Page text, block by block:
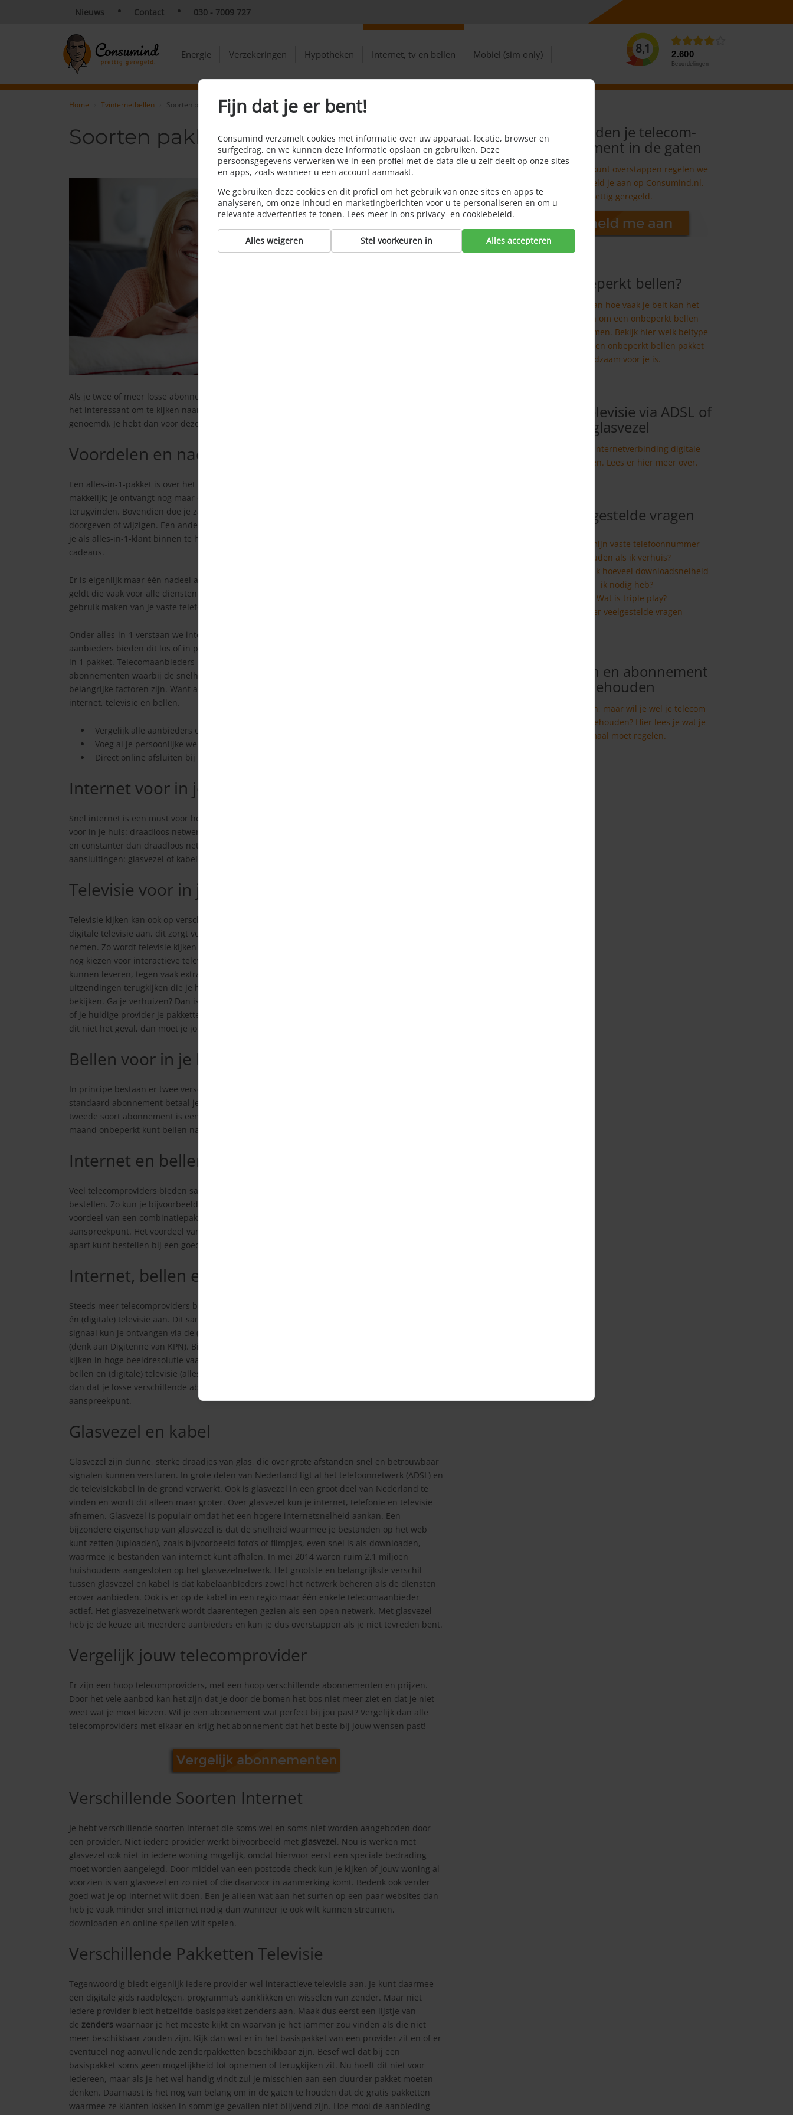
Nieuws Contact 030 - 7009 727
Energie Verzekeringen Hypotheken Internet, tv en bellen Mobiel (sim only) 8,1 2.600
Beoordelingen
Home Tvinternetbellen Soorten pakketten
Soorten pakketten
Als je twee of meer losse abonnementen hebt voor vaste telefonie, internet en televisie, dan is
het interessant om te kijken naar een zogenaamd ‘alles-in-1-pakket’ (ook wel 3-in-1-pakket
genoemd). Je hebt dan voor deze drie producten nog maar één abonnement, bij één provider.
Voordelen en nadelen alles-in-1
Een alles-in-1-pakket is over het algemeen goedkoper dan losse abonnementen. Het is ook
makkelijk; je ontvangt nog maar één factuur, waarop je de kosten voor alle diensten kunt
terugvinden. Bovendien doe je zaken met één bedrijf en dat is praktisch als je iets wilt
doorgeven of wijzigen. Een ander voordeel is dat de meeste providers extra hun best doen om
je als alles-in-1-klant binnen te halen. Daarom bieden ze vaak vele extra’s, zoals kortingen en
cadeaus.
Er is eigenlijk maar één nadeel aan een alles-in-1-pakket: op het moment dat er een storing is,
geldt die vaak voor alle diensten tegelijk. Als het tegenzit, kun je gedurende de storing geen
gebruik maken van je vaste telefoon en heb je geen internet en televisie.
Onder alles-in-1 verstaan we internet, televisie en bellen voor in je woning. Verschillende
aanbieders bieden dit los of in pakketten aan. Bijvoorbeeld internet plus televisie, of een alles
in 1 pakket. Telecomaanbieders proberen zich van elkaar te onderscheiden met verschillende
abonnementen waarbij de snelheid van de verbinding, de prijs en eventuele extra’s
belangrijke factoren zijn. Want als consument wil je natuurlijk zo veel mogelijk genieten van je
internet, televisie en bellen.
Vergelijk alle aanbieders op prijs
Voeg al je persoonlijke wensen toe bij het vergelijken
Direct online afsluiten bij de aanbieder!
Internet voor in je huis
Snel internet is een must voor heel veel mensen. Er zijn twee soorten internetverbindingen
voor in je huis: draadloos netwerk (WiFi) of kabel. Kabelnetwerk is over het algemeen sneller
en constanter dan draadloos netwerk. Je kunt ook kiezen voor twee verschillende
aansluitingen: glasvezel of kabel. Hier komen we later in deze tekst op terug.
Televisie voor in je huis
Televisie kijken kan ook op verschillende manieren. De meeste telecomaanbieders bieden
digitale televisie aan, dit zorgt voor een betere beeldkwaliteit en je kunt extra zenders erbij
nemen. Zo wordt televisie kijken een stuk aangenamer voor veel mensen. Hiernaast kun je ook
nog kiezen voor interactieve televisie. Interactieve televisie is een dienst die telecomproviders
kunnen leveren, tegen vaak extra abonnementskosten. Met interactieve televisie kun je
uitzendingen terugkijken die je hebt gemist, hiernaast kun je ook online films huren en
bekijken. Ga je verhuizen? Dan is het belangrijk dat je ruim voor de verhuisdatum controleert
of je huidige provider je pakketten die je op dat moment gebruikt levert op je nieuwe adres. Is
dit niet het geval, dan moet je jouw huidige abonnement opzeggen of eventueel overstappen.
Bellen voor in je huis
In principe bestaan er twee verschillende soorten telefonieabonnementen. Met een
standaard abonnement betaal je een bepaald bedrag per telefoontje dat je pleegt. Het
tweede soort abonnement is een onbeperkte variant waarmee je voor een vast bedrag per
maand onbeperkt kunt bellen naar vaste en (in de meeste gevallen) mobiele nummers.
Internet en bellen
Veel telecomproviders bieden samengestelde pakketten aan, zodat je niks meer los hoeft te
bestellen. Zo kun je bijvoorbeeld internet en telefonie als één samengesteld bestellen. Het
voordeel van een combinatiepakket is dat je maar één nota hebt en dus maar één
aanspreekpunt. Het voordeel van dit samengestelde pakket is dat je internet bijvoorbeeld
apart kunt bestellen bij een goedkopere telecomprovider.
Internet, bellen en digitale televisie
Steeds meer telecomproviders bieden een compleet samengesteld pakket met internet, bellen
én (digitale) televisie aan. Dit samengestelde pakket wordt ook wel alles in 1 genoemd. Het tv-
signaal kun je ontvangen via de (coax)kabel, maar dit kan ook geplukt worden vanuit de lucht
(denk aan Digitenne van KPN). Bij Digitenne heb je minder televisiezenders en is televisie
kijken in hoge beeldresolutie vaak niet mogelijk. Vandaar dat dit vaak goedkoper is. Internet,
bellen en (digitale) televisie (alles in 1 pakket) van een telecomaanbieder is vaak voordeliger
dan dat je losse verschillende abonnementen afsluit. Ook hier heb je maar één nota, dus één
aanspreekpunt.
Glasvezel en kabel
Glasvezel zijn dunne, sterke draadjes van glas, die over grote afstanden snel en betrouwbaar
signalen kunnen versturen. In grote delen van Nederland ligt al het telefoonnetwerk (ADSL) en
de televisiekabel in de grond verwerkt. Ook is glasvezel in een groot deel van Nederland te
vinden en wordt dit alleen maar groter. Over glasvezel kun je internet, telefonie en televisie
afnemen. Glasvezel is populair omdat het een hogere internetsnelheid aankan. Een
bijzondere eigenschap van glasvezel is dat de snelheid waarmee je bestanden op het web
kunt zetten (uploaden), zoals bijvoorbeeld foto’s of filmpjes, even snel is als downloaden,
waarmee je bestanden van internet kunt afhalen. In mei 2014 waren ruim 2,1 miljoen
huishoudens aangesloten op het glasvezelnetwerk. Het grootste en belangrijkste verschil
tussen glasvezel en kabel is dat kabelaanbieders zowel het netwerk beheren als de diensten
erover aanbieden. Ook is er op de kabel in een regio maar één enkele telecomaanbieder
actief. Het glasvezelnetwerk wordt daarentegen gezien als een open netwerk. Met glasvezel
heb je de keuze uit meerdere aanbieders en kun je dus overstappen als je niet tevreden bent.
Vergelijk jouw telecomprovider
Er zijn een hoop telecomproviders, met een hoop verschillende abonnementen en prijzen.
Door het vele aanbod kan het zijn dat je door de bomen het bos niet meer ziet en dat je niet
weet wat je moet kiezen. Wil je een abonnement wat perfect bij jou past? Vergelijk dan alle
telecomproviders met elkaar en krijg het abonnement dat het beste bij jouw wensen past!
Verschillende Soorten Internet
Je hebt verschillende soorten internet die soms wel en soms niet worden aangeboden door
een provider. Niet iedere provider werkt bijvoorbeeld met glasvezel. Nou is werken met
glasvezel ook niet in iedere woning mogelijk, omdat hiervoor eerst een speciale bedrading
moet worden aangelegd. Door middel van een postcode check kun je kijken of jouw woning al
voorzien is van glasvezel en zo niet of die daarvoor in aanmerking komt. Bedenk ook verder
goed wat je op internet wilt doen. Ben je alleen wat aan het surfen op een paar websites dan
heb je vaak minder snel internet nodig dan wanneer je ook wilt kunnen streamen,
downloaden en online spellen wilt spelen.
Verschillende Pakketten Televisie
Tegenwoordig biedt eigenlijk iedere provider wel interactieve televisie aan. Je kunt daarmee
een digitale gids raadplegen, programma’s aanklikken en wisselen van zender. Maar niet
iedere provider biedt hetzelfde basispakket zenders aan. Maak dus eerst een lijstje van
de zenders waarnaar je het meeste kijkt en waarvan je het jammer zou vinden als die niet
meer beschikbaar zouden zijn. Kijk dan wat er in het basispakket van een provider zit en of er
eventueel nog aanvullende zenderpakketten beschikbaar zijn. Besef wel dat bij een
basispakket soms geen mogelijkheid tot opnemen of terugkijken zit. Nu hoeft dit niet voor
iedereen, maar als je het wel handig vindt zul je misschien aan een duurder pakket moeten
denken. Daarnaast is het nog van belang om in de gaten te houden dat de gratis pakketten
waarmee ze klanten lokken in sommige gevallen niet blijvend zijn. Hoe mooi de aanbieding
We houden je telecom-
abonnement in de gaten
En als je beter kunt overstappen regelen we
het voor je. Meld je aan op Consumind.nl.
Prettig geregeld.
Onbeperkt bellen?
Afhankelijk van hoe vaak je belt kan het
voordelig zijn om een onbeperkt bellen
pakket af te nemen. Bekijk hier welk beltype
je bent en of een onbeperkt bellen pakket
raadzaam voor je is.
Digitale televisie via ADSL of
glasvezel
Je kunt via je internetverbinding digitale
televisie kijken. Lees er hier meer over.
Meest gestelde vragen
Kan ik mijn vaste telefoonnummer
houden als ik verhuis?
Hoe weet ik hoeveel downloadsnelheid
ik nodig heb?
Wat is triple play?
Meer veelgestelde vragen
Verhuizen en abonnement
behouden
Ga je verhuizen, maar wil je wel je telecom
abonnement behouden? Hier lees je wat je
allemaal moet regelen.
Fijn dat je er bent!
Consumind verzamelt cookies met informatie over uw apparaat, locatie, browser en
surfgedrag, en we kunnen deze informatie opslaan en gebruiken. Deze
persoonsgegevens verwerken we in een profiel met de data die u zelf deelt op onze sites
en apps, zoals wanneer u een account aanmaakt.
We gebruiken deze cookies en dit profiel om het gebruik van onze sites en apps te
analyseren, om onze inhoud en marketingberichten voor u te personaliseren en om u
relevante advertenties te tonen. Lees meer in ons privacy- en cookiebeleid.
Alles weigeren Stel voorkeuren in Alles accepteren